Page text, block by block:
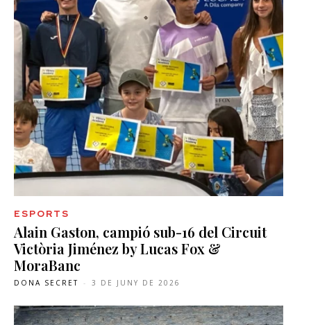
ESPORTS
Alain Gaston, campió sub-16 del Circuit
Victòria Jiménez by Lucas Fox &
MoraBanc
DONA SECRET - 3 DE JUNY DE 2026